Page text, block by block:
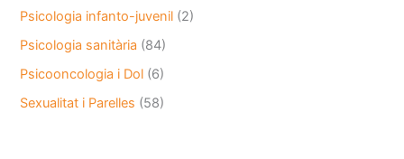
Psicologia infanto-juvenil (2)
Psicologia sanitària (84)
Psicooncologia i Dol (6)
Sexualitat i Parelles (58)